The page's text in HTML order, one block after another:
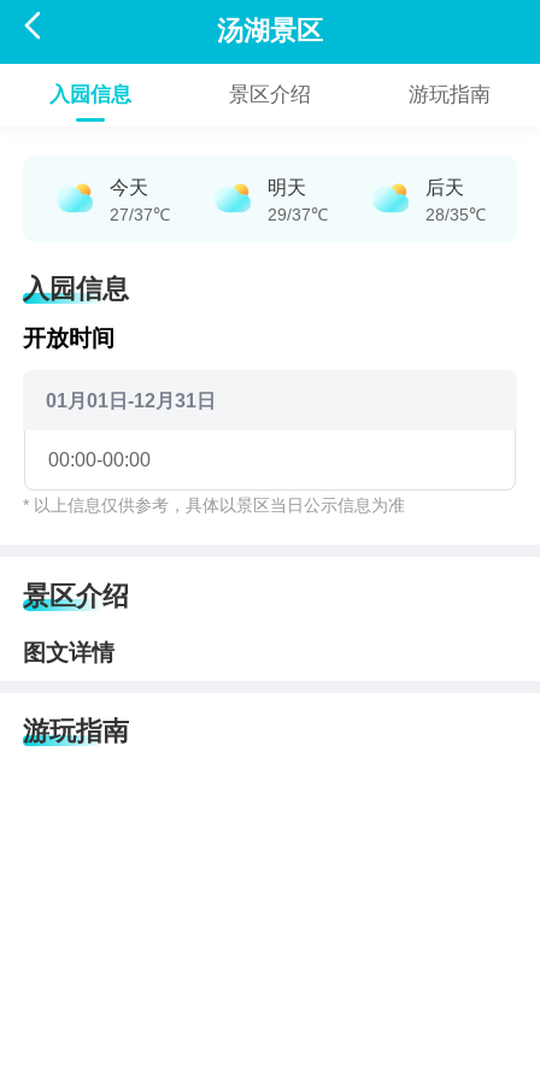
 汤湖景区
入园信息 景区介绍 游玩指南
今天
27/37℃
明天
29/37℃
后天
28/35℃
入园信息
开放时间
01月01日-12月31日
00:00-00:00
* 以上信息仅供参考，具体以景区当日公示信息为准
景区介绍
图文详情
游玩指南